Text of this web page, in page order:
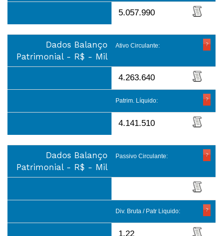
5.057.990
Dados Balanço
Patrimonial - R$ - Mil
Ativo Circulante:
4.263.640
Patrim. Líquido:
4.141.510
Dados Balanço
Patrimonial - R$ - Mil
Passivo Circulante:
Div. Bruta / Patr Liquido:
1.22